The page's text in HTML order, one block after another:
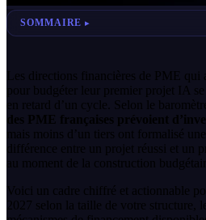
SOMMAIRE
Les directions financières de PME qui
pour budgéter leur premier projet IA
en retard d’un cycle. Selon le
des PME françaises prévoient
mais moins d’un tiers ont formalisé
différence entre un projet réussi et un
au moment de la construction
Voici un cadre chiffré et actionnable
2027 selon la taille de votre structure,